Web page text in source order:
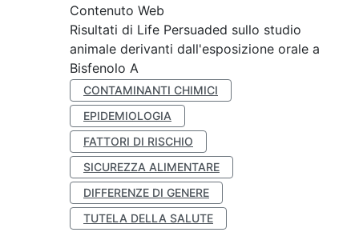
Contenuto Web
Risultati di Life Persuaded sullo studio
animale derivanti dall'esposizione orale a
Bisfenolo A
CONTAMINANTI CHIMICI
EPIDEMIOLOGIA
FATTORI DI RISCHIO
SICUREZZA ALIMENTARE
DIFFERENZE DI GENERE
TUTELA DELLA SALUTE